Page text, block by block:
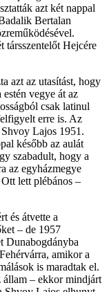
azt két nappal
Bertalan
társszentelőt Hejcére
azt az utasítást, hogy
vegye át az
csak latinul
erre is. Az
Lajos 1951.
később az aulát
szabadult, hogy a
az egyházmegye
lett plébános –
és átvette a
– de 1957
Dunabogdányba
amikor a
is maradtak el.
állam – ekkor mindjárt